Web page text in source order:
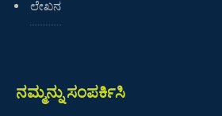
ಲೇಖನ
ನಮ್ಮನ್ನು ಸಂಪರ್ಕಿಸಿ